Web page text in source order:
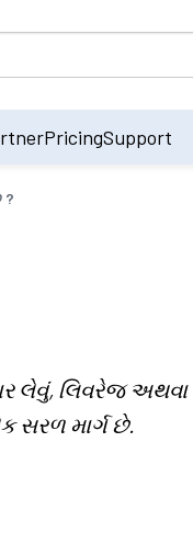
the input field.
PricingSupport
?
લેવું, લિવરેજ
સરળ માર્ગ છે.